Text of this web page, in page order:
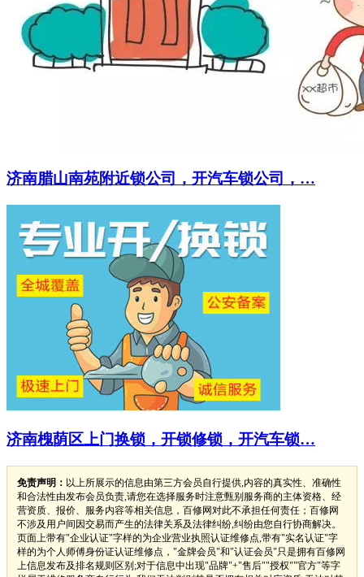
济南腊山南苑附近锁公司，开汽车锁公司，…
济南槐荫区上门换锁，开锁修锁，开汽车锁…
免责声明： 以上所展示的信息由第三方会员自行提供,内容的真实性、准确性
和合法性由发布会员负责,请您在选择服务时注意甄别服务商的主体资格、经
营资质、报价、服务内容等相关信息，百修网对此不承担任何责任；百修网
不涉及用户间因交易而产生的法律关系及法律纠纷,纠纷由您自行协商解决。
页面上带有"企业认证"字样的为企业营业执照认证维修点,带有"实名认证"字
样的为个人师傅身份证认证维修点，"金牌会员"和"认证会员"只是拥有百修网
上信息发布及排名规则区别;对于信息中出现"品牌"+"售后""授权""官方"等字